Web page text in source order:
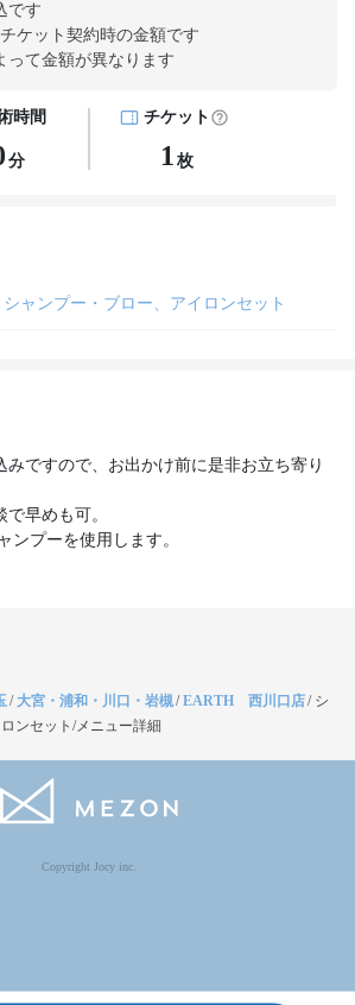
です
ケット契約時の金額です
て金額が異なります
時間
分
チケット
1 枚
シャンプー・ブロー、アイロンセット
みですので、お出かけ前に是非お立ち寄り
早めも可。
ンプーを使用します。
/大宮・浦和・川口・岩槻/EARTH 西川口店/ シ
ンセット/メニュー詳細
Copyright Jocy inc.